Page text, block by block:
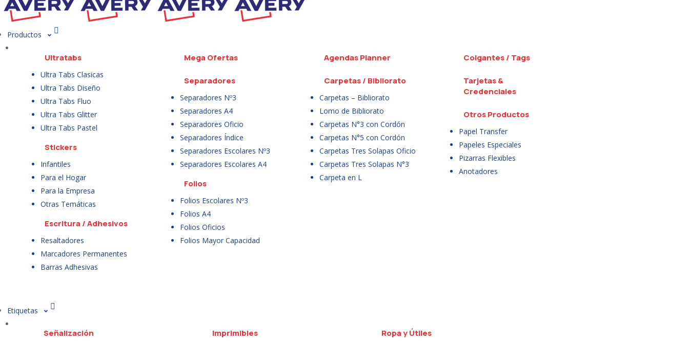
Productos
Ultratabs
Ultra Tabs Clasicas
Ultra Tabs Diseño
Ultra Tabs Fluo
Ultra Tabs Glitter
Ultra Tabs Pastel
Stickers
Infantiles
Para el Hogar
Para la Empresa
Otras Temáticas
Escritura / Adhesivos
Resaltadores
Marcadores Permanentes
Barras Adhesivas
Mega Ofertas
Separadores
Separadores Nº3
Separadores A4
Separadores Oficio
Separadores Índice
Separadores Escolares Nº3
Separadores Escolares A4
Folios
Folios Escolares Nº3
Folios A4
Folios Oficios
Folios Mayor Capacidad
Agendas Planner
Carpetas / Bibliorato
Carpetas – Bibliorato
Lomo de Bibliorato
Carpetas N°3 con Cordón
Carpetas N°5 con Cordón
Carpetas Tres Solapas Oficio
Carpetas Tres Solapas N°3
Carpeta en L
Colgantes / Tags
Tarjetas &
Credenciales
Otros Productos
Papel Transfer
Papeles Especiales
Pizarras Flexibles
Anotadores
Etiquetas
Señalización Imprimibles Ropa y Útiles